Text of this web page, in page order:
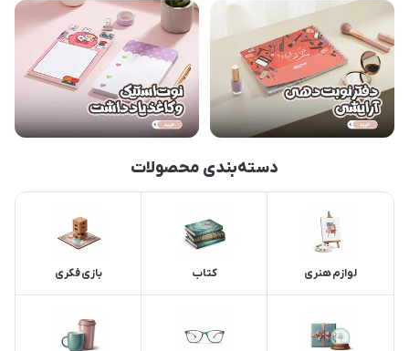
دسته‌بندی محصولات
لوازم هنری کتاب بازی فکری